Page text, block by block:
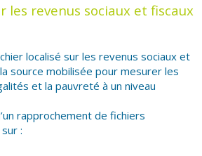
les revenus sociaux et fiscaux
localisé sur les revenus sociaux et
source mobilisée pour mesurer les
et la pauvreté à un niveau
rapprochement de fichiers
: